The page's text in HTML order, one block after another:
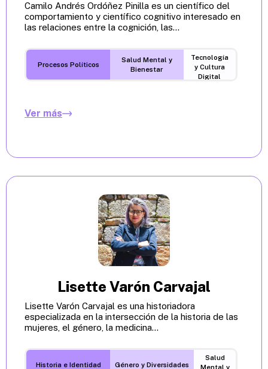
Camilo Andrés Ordóñez Pinilla es un científico del
comportamiento y científico cognitivo interesado en
las relaciones entre la cognición, las...
Procesos Políticos
Salud Mental y
Bienestar
Tecnología
y Cultura
Digital
Ver más
Lisette Varón Carvajal
Lisette Varón Carvajal es una historiadora
especializada en la intersección de la historia de las
mujeres, el género, la medicina...
Historia e Identidad Género y Diversidades
Salud
Mental y